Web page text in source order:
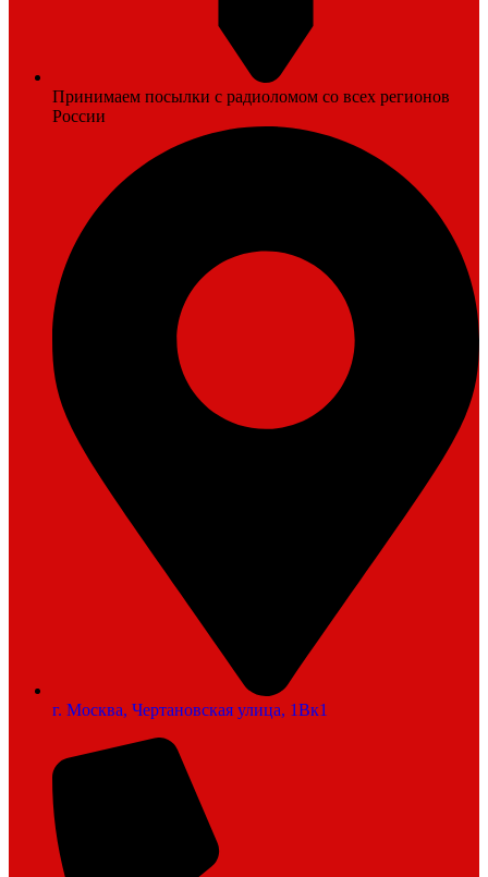
Принимаем посылки с радиоломом со всех регионов
России
г. Москва, Чертановская улица, 1Вк1